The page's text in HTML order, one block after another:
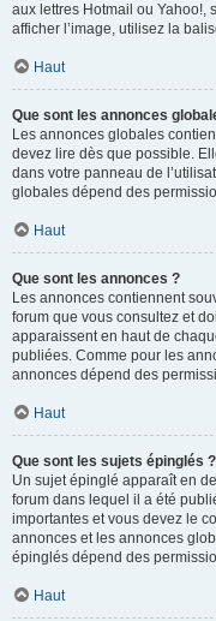
aux lettres Hotmail ou Yahoo!,
afficher l’image, utilisez la
Haut
Que sont les annonces
Les annonces globales
devez lire dès que possible.
dans votre panneau de
globales dépend des
Haut
Que sont les annonces ?
Les annonces contiennent
forum que vous consultez et
apparaissent en haut de
publiées. Comme pour les
annonces dépend des
Haut
Que sont les sujets épinglés ?
Un sujet épinglé apparaît en
forum dans lequel il a été
importantes et vous devez le
annonces et les annonces
épinglés dépend des
Haut